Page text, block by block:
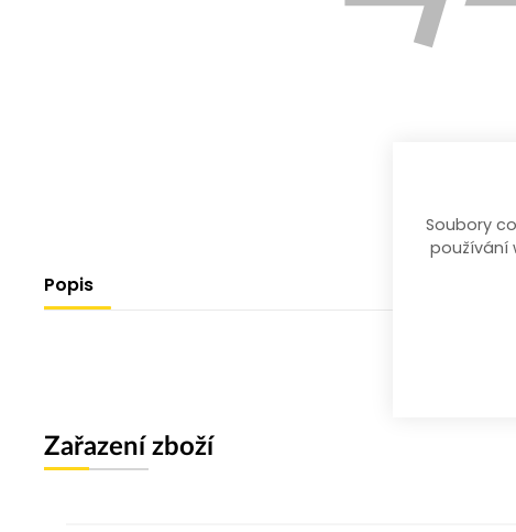
Popis
Zařazení zboží
Soubory
používání